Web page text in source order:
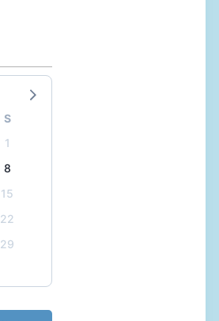
S
1
8
15
22
29